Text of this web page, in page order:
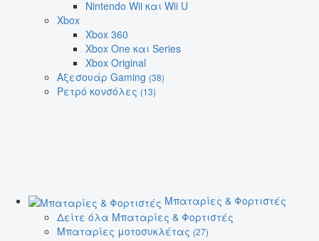
Nintendo Wii και Wii U
Xbox
Xbox 360
Xbox One και Series
Xbox Original
Αξεσουάρ Gaming (38)
Ρετρό κονσόλες (13)
Μπαταρίες & Φορτιστές
Δείτε όλα Μπαταρίες & Φορτιστές
Μπαταρίες μοτοσυκλέτας (27)